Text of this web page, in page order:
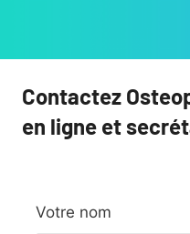
Contactez
en ligne et
Votre nom